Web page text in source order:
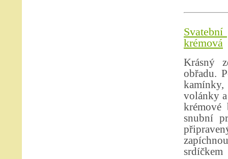
krémová
Krásný
obřadu.
kamínky,
volánky
krémové
snubní